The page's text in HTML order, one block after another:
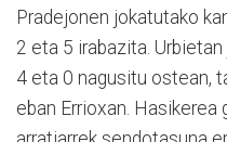
Pradejonen jokatutako
2 eta 5 irabazita.
4 eta 0 nagusitu ostean,
eban Errioxan. Hasikerea